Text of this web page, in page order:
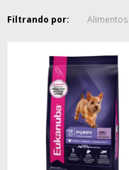
Filtrando por: Alimentos